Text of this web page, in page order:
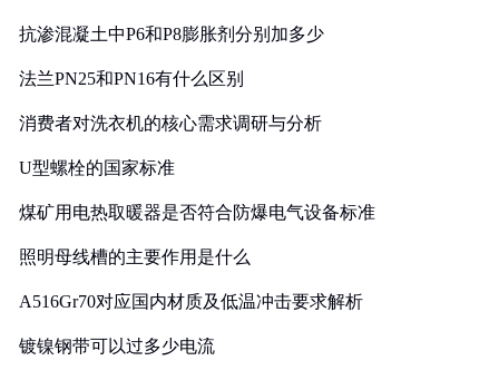
抗渗混凝土中P6和P8膨胀剂分别加多少
法兰PN25和PN16有什么区别
消费者对洗衣机的核心需求调研与分析
U型螺栓的国家标准
煤矿用电热取暖器是否符合防爆电气设备标准
照明母线槽的主要作用是什么
A516Gr70对应国内材质及低温冲击要求解析
镀镍钢带可以过多少电流